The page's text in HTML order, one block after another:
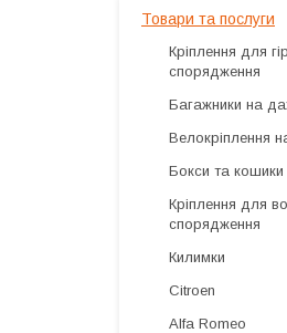
Товари та послуги
Кріплення для
спорядження
Багажники на
Велокріплення
Бокси та кошики
Кріплення для
спорядження
Килимки
Citroen
Alfa Romeo